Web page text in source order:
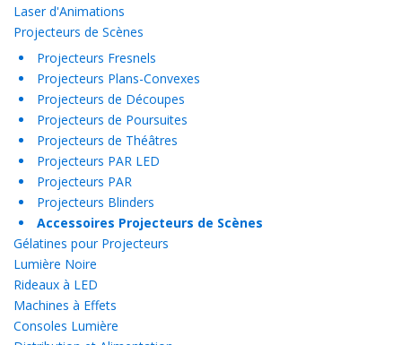
Laser d'Animations
Projecteurs de Scènes
Projecteurs Fresnels
Projecteurs Plans-Convexes
Projecteurs de Découpes
Projecteurs de Poursuites
Projecteurs de Théâtres
Projecteurs PAR LED
Projecteurs PAR
Projecteurs Blinders
Accessoires Projecteurs de Scènes
Gélatines pour Projecteurs
Lumière Noire
Rideaux à LED
Machines à Effets
Consoles Lumière